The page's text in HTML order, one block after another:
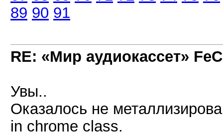
89 90 91
RE: «Мир аудиокассет»
Увы..
Оказалось не
in chrome class.